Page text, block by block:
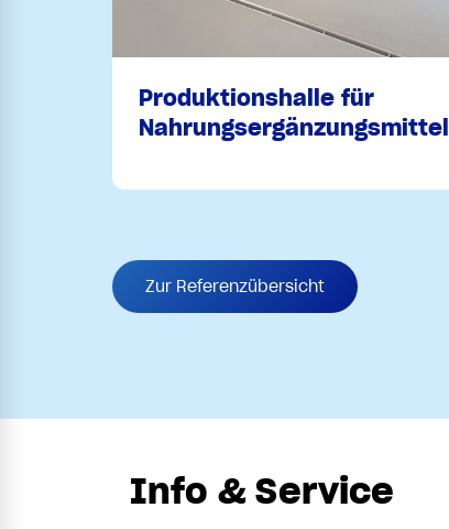
Produktionshalle für
Nahrungsergänzungsmittel
Zur Referenzübersicht
Info & Service